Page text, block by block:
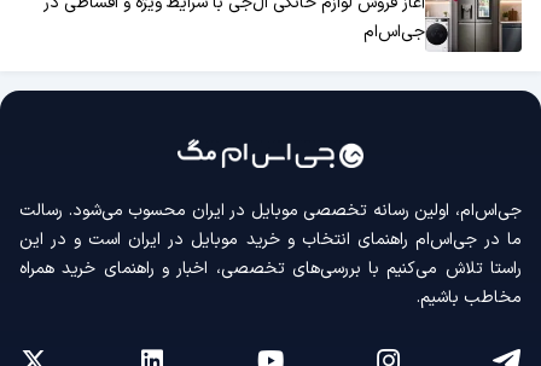
جی‌اس‌ام
جی‌اس‌ام، اولین رسانه‌ تخصصی موبایل در ایران محسوب می‌شود. رسالت
ما در جی‌اس‌ام راهنمای انتخاب و خرید موبایل در ایران است و در این
راستا تلاش می‌کنیم با بررسی‌های تخصصی، اخبار و راهنمای خرید همراه
مخاطب باشیم.